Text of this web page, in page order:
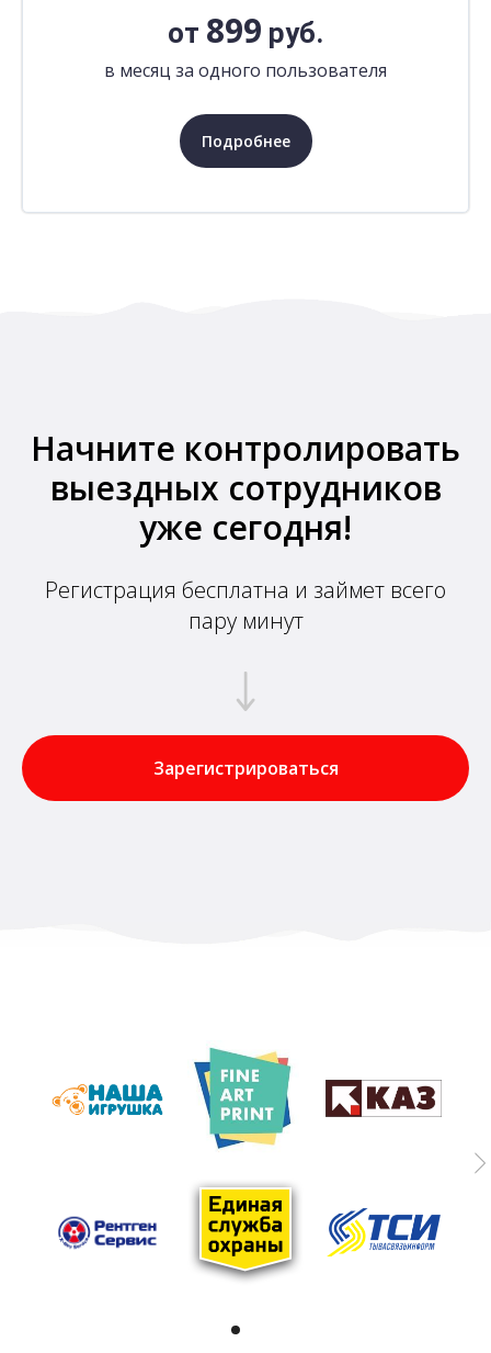
от 899 руб.
в месяц за одного пользователя
Подробнее
Начните контролировать
выездных сотрудников
уже сегодня!
Регистрация бесплатна и займет всего
пару минут
Зарегистрироваться